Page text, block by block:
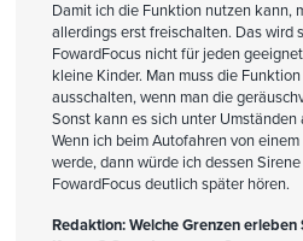
Damit ich die Funktion nutzen kann,
allerdings erst freischalten. Das wird
FowardFocus nicht für jeden
kleine Kinder. Man muss die
ausschalten, wenn man die
Sonst kann es sich unter
Wenn ich beim Autofahren von
werde, dann würde ich dessen
FowardFocus deutlich später hören.
Redaktion: Welche Grenzen